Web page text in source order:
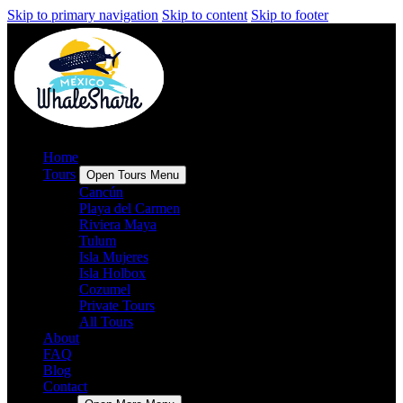
Skip to primary navigation Skip to content Skip to footer
Home
Tours
Open Tours Menu
Cancún
Playa del Carmen
Riviera Maya
Tulum
Isla Mujeres
Isla Holbox
Cozumel
Private Tours
All Tours
About
FAQ
Blog
Contact